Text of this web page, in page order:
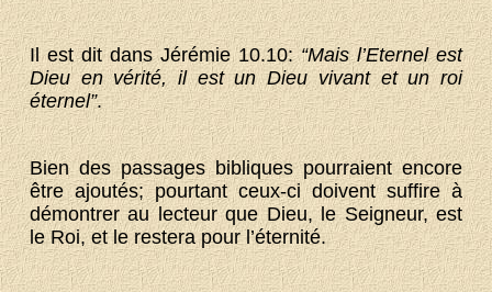
Il est dit dans Jérémie 10.10:“Mais l’Eternel est
Dieu en vérité, il est un Dieu vivant et un roi
éternel”.
Bien des passages bibliques pourraient encore
être ajoutés; pourtant ceux-ci doivent suffire à
démontrer au lecteur que Dieu, le Seigneur, est
le Roi, et le restera pour l’éternité.